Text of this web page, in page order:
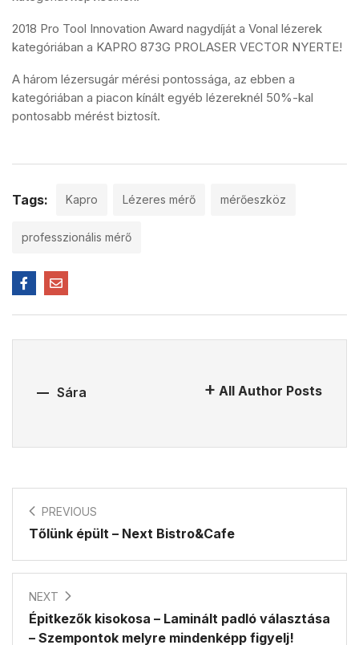
2018 Pro Tool Innovation Award nagydíját a Vonal lézerek
kategóriában a KAPRO 873G PROLASER VECTOR NYERTE!
A három lézersugár mérési pontossága, az ebben a
kategóriában a piacon kínált egyéb lézereknél 50%-kal
pontosabb mérést biztosít.
Tags: Kapro Lézeres mérő mérőeszköz
professzionális mérő
Sára All Author Posts
PREVIOUS
Tőlünk épült – Next Bistro&Cafe
NEXT
Épitkezők kisokosa – Laminált padló választása
– Szempontok melyre mindenképp figyelj!